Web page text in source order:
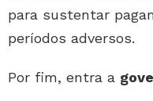
para sustentar
períodos adversos.
Por fim, entra a